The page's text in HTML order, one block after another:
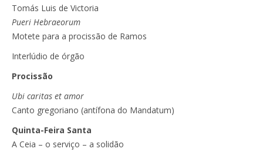
Tomás Luis de Victoria
Pueri Hebraeorum
Motete para a procissão de Ramos
Interlúdio de órgão
Procissão
Ubi caritas et amor
Canto gregoriano (antífona do Mandatum)
Quinta-Feira Santa
A Ceia – o serviço – a solidão